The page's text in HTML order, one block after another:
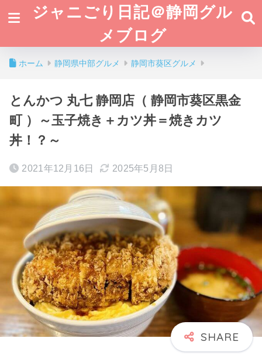
ジャニごり日記＠静岡グル
メブログ
ホーム 静岡県中部グルメ 静岡市葵区グルメ
とんかつ 丸七 静岡店（ 静岡市葵区黒金
町 ）～玉子焼き＋カツ丼＝焼きカツ
丼！？～
2021年12月16日 2025年5月8日